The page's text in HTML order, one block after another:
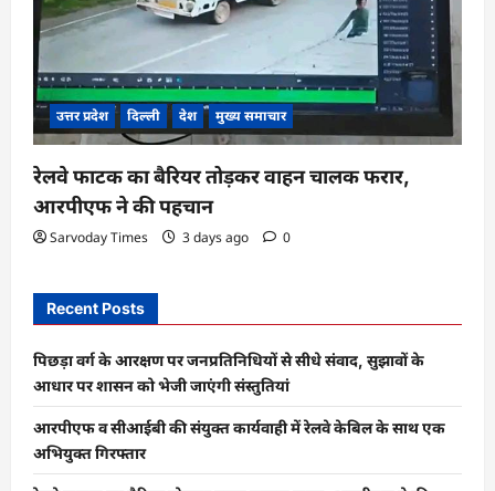
उत्तर प्रदेश दिल्ली देश मुख्य समाचार
रेलवे फाटक का बैरियर तोड़कर वाहन चालक फरार,
आरपीएफ ने की पहचान
Sarvoday Times 3 days ago 0
Recent Posts
पिछड़ा वर्ग के आरक्षण पर जनप्रतिनिधियों से सीधे संवाद, सुझावों के
आधार पर शासन को भेजी जाएंगी संस्तुतियां
आरपीएफ व सीआईबी की संयुक्त कार्यवाही में रेलवे केबिल के साथ एक
अभियुक्त गिरफ्तार